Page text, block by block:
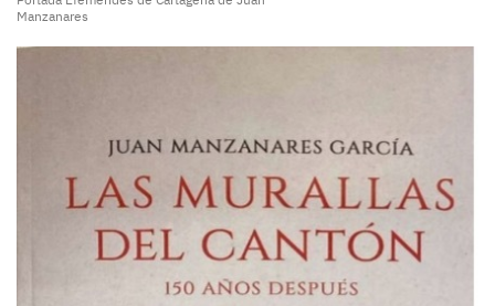
Manzanares